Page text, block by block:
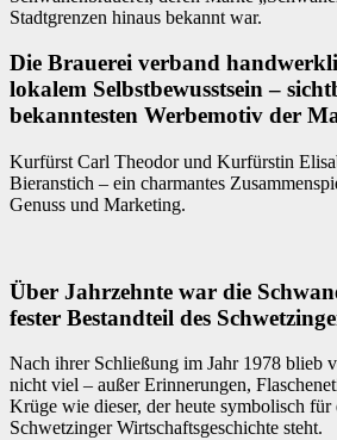
Stadtgrenzen hinaus bekannt war.
Die Brauerei verband
lokalem Selbstbewusstsein –
bekanntesten Werbemotiv der
Kurfürst Carl Theodor und Kurfürstin
Bieranstich – ein charmantes
Genuss und Marketing.
Über Jahrzehnte war die
fester Bestandteil des
Nach ihrer Schließung im Jahr 1978 blieb
nicht viel – außer Erinnerungen,
Krüge wie dieser, der heute symbolisch
Schwetzinger Wirtschaftsgeschichte steht.